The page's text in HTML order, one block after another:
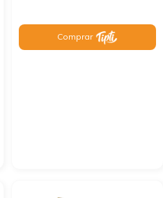
Comprar